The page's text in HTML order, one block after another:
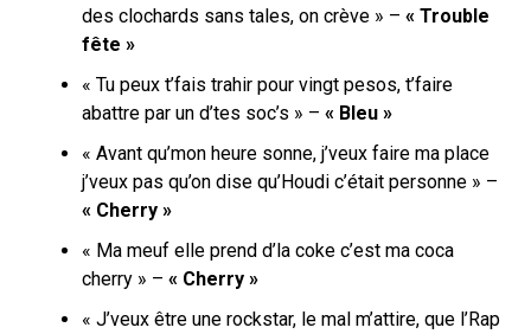
des clochards sans tales, on crève » – « Trouble
fête »
« Tu peux t’fais trahir pour vingt pesos, t’faire
abattre par un d’tes soc’s » – « Bleu »
« Avant qu’mon heure sonne, j’veux faire ma place
j’veux pas qu’on dise qu’Houdi c’était personne » –
« Cherry »
« Ma meuf elle prend d’la coke c’est ma coca
cherry » – « Cherry »
« J’veux être une rockstar, le mal m’attire, que l’Rap